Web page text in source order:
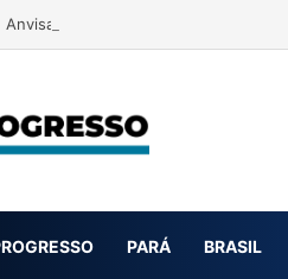
Anvisa pode aprovar até oito novas
PARÁ BRASIL